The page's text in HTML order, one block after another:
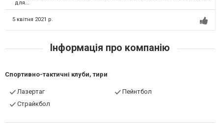
для...
5 квітня 2021 р.
Інформація про компанію
Спортивно-тактичні клуби, тири
Лазертаг
Пейнтбол
Страйкбол